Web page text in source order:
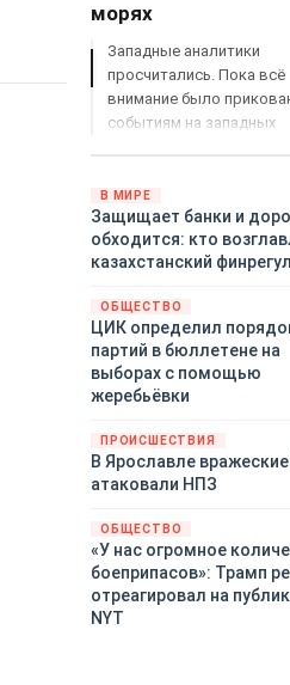
морях
Западные аналитики
просчитались. Пока всё
внимание было
событиям на западных
демонстрацию силы на
Дальнем Востоке.
Тихоокеанский флот без
предупреждения
задействовав около
шестидесяти кораблей,
десятки самолётов и
тринадцати тысяч
военнослужащих.
В МИРЕ
Защищает банки и
обходится: кто
казахстанский
ОБЩЕСТВО
ЦИК определил
партий в бюллетене на
выборах с помощью
жеребьёвки
ПРОИСШЕСТВИЯ
В Ярославле
атаковали НПЗ
ОБЩЕСТВО
«У нас огромное
боеприпасов»: Трамп
отреагировал на
NYT